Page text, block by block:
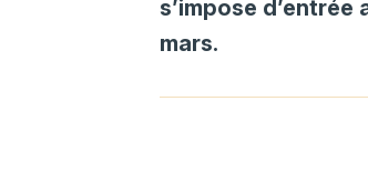
s’impose
mars.